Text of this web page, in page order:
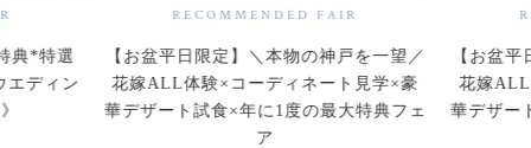
典*特選
エディン
RECOMMENDED FAIR
【お盆平日限定】＼本物の神戸を一望／
花嫁ALL体験×コーディネート見学×豪
華デザート試食×年に1度の最大特典フェ
ア
【お盆
花嫁
華デザー